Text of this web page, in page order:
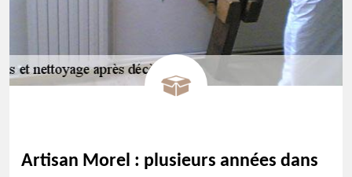
Artisan Morel : plusieurs années dans